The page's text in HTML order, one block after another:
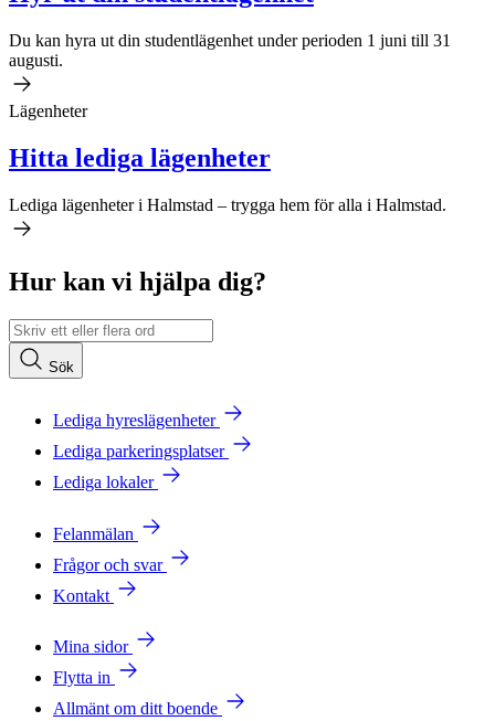
Du kan hyra ut din studentlägenhet under perioden 1 juni till 31
augusti.
Lägenheter
Hitta lediga lägenheter
Lediga lägenheter i Halmstad – trygga hem för alla i Halmstad.
Hur kan vi hjälpa dig?
Sök
Lediga hyreslägenheter
Lediga parkeringsplatser
Lediga lokaler
Felanmälan
Frågor och svar
Kontakt
Mina sidor
Flytta in
Allmänt om ditt boende